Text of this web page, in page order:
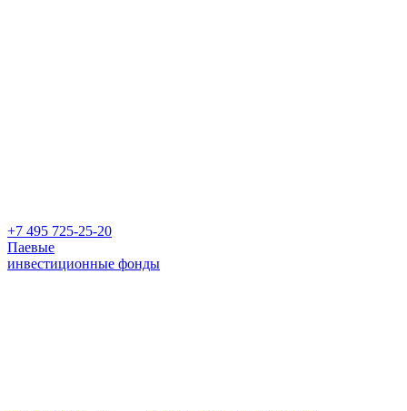
+7 495 725-25-20
Паевые
инвестиционные фонды